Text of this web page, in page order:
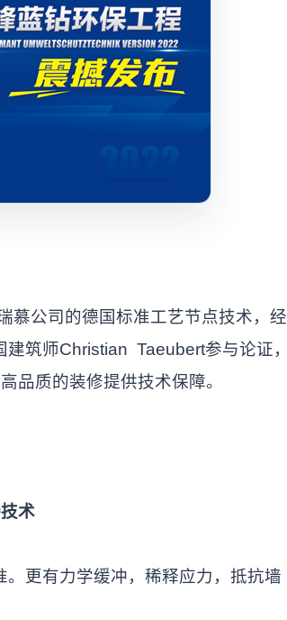
公司的德国标准工艺节点技术，经
筑师Christian Taeubert参与论证，
品质的装修提供技术保障。
术
更有力学缓冲，稀释应力，抵抗墙